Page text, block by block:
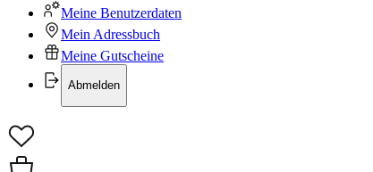
Meine Benutzerdaten
Mein Adressbuch
Meine Gutscheine
Abmelden